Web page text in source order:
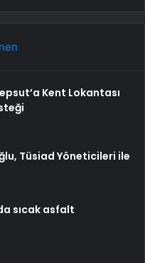
Kent Lokantası
Tüsiad Yöneticileri ile
sıcak asfalt